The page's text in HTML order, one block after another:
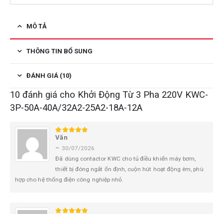
MÔ TẢ
THÔNG TIN BỔ SUNG
ĐÁNH GIÁ (10)
10 đánh giá cho Khởi Động Từ 3 Pha 220V KWC-
3P-50A-40A/32A2-25A2-18A-12A
5trên 5
Văn
– 30/07/2026
Đã dùng contactor KWC cho tủ điều khiển máy bơm,
thiết bị đóng ngắt ổn định, cuộn hút hoạt động êm, phù
hợp cho hệ thống điện công nghiệp nhỏ.